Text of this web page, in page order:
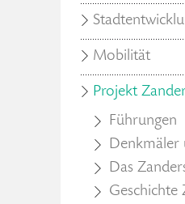
Mobilität
Projekt
Führungen
Denkmäler
Das
Geschichte